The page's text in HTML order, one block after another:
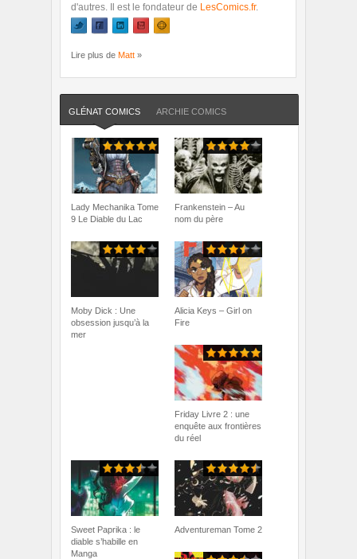
d'autres. Il est le fondateur de LesComics.fr.
Lire plus de Matt »
GLÉNAT COMICS ARCHIE COMICS
Lady Mechanika Tome
9 Le Diable du Lac
Frankenstein – Au
nom du père
Moby Dick : Une
obsession jusqu’à la
mer
Alicia Keys – Girl on
Fire
Friday Livre 2 : une
enquête aux frontières
du réel
Sweet Paprika : le
diable s’habille en
Manga
Adventureman Tome 2